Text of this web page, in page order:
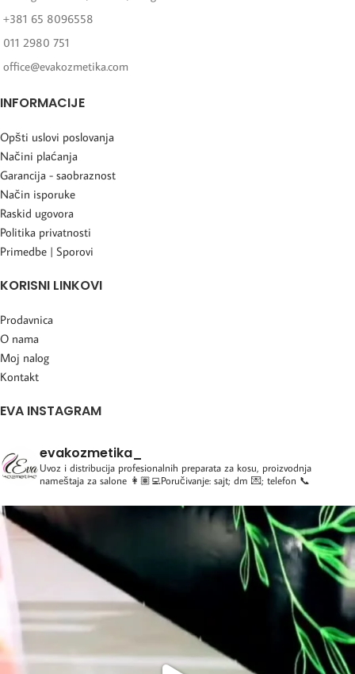
+381 65 8096558
011 2980 751
office@evakozmetika.com
INFORMACIJE
Opšti uslovi poslovanja
Načini plaćanja
Garancija - saobraznost
Način isporuke
Raskid ugovora
Politika privatnosti
Primedbe | Sporovi
KORISNI LINKOVI
Prodavnica
O nama
Moj nalog
Kontakt
EVA INSTAGRAM
evakozmetika_
Uvoz i distribucija profesionalnih preparata za kosu, proizvodnja
nameštaja za salone 👩🏽‍💻Poručivanje: sajt; dm 💌; telefon 📞